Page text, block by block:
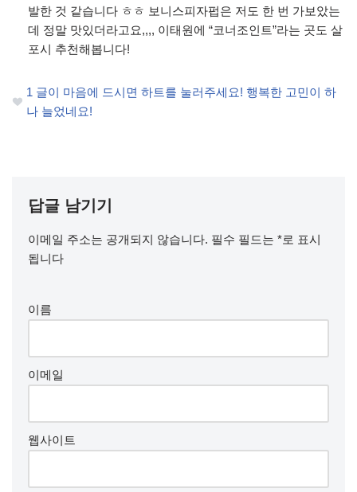
발한 것 같습니다 ㅎㅎ 보니스피자펍은 저도 한 번 가보았는
데 정말 맛있더라고요,,,, 이태원에 “코너조인트”라는 곳도 살
포시 추천해봅니다!
1 글이 마음에 드시면 하트를 눌러주세요! 행복한 고민이 하
나 늘었네요!
답글 남기기
이메일 주소는 공개되지 않습니다. 필수 필드는 *로 표시
됩니다
이름
이메일
웹사이트